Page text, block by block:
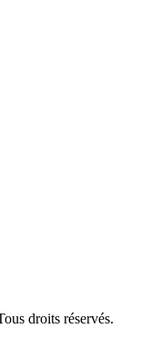
droits réservés.